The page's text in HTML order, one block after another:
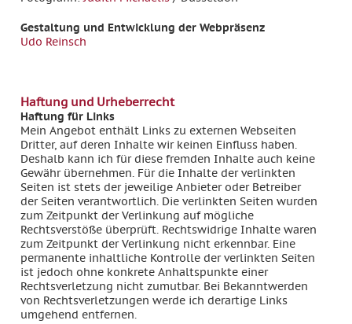
Gestaltung und Entwicklung der Webpräsenz
Udo Reinsch
Haftung und Urheberrecht
Haftung für Links
Mein Angebot enthält Links zu externen Webseiten
Dritter, auf deren Inhalte wir keinen Einfluss haben.
Deshalb kann ich für diese fremden Inhalte auch keine
Gewähr übernehmen. Für die Inhalte der verlinkten
Seiten ist stets der jeweilige Anbieter oder Betreiber
der Seiten verantwortlich. Die verlinkten Seiten wurden
zum Zeitpunkt der Verlinkung auf mögliche
Rechtsverstöße überprüft. Rechtswidrige Inhalte waren
zum Zeitpunkt der Verlinkung nicht erkennbar. Eine
permanente inhaltliche Kontrolle der verlinkten Seiten
ist jedoch ohne konkrete Anhaltspunkte einer
Rechtsverletzung nicht zumutbar. Bei Bekanntwerden
von Rechtsverletzungen werde ich derartige Links
umgehend entfernen.